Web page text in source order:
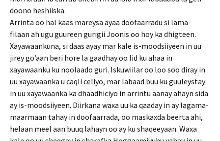
doono heshiiska.
Arrinta oo hal kaas mareysa ayaa doofaarradu si lama-
filaan ah ugu guureen gurigii Joonis oo hoy ka dhigteen.
Xayawaankuna, si daas ayay mar kale is-moodsiiyeen in uu
jirey go’aan beri hore la gaadhay oo lid ku ahaa in
xayawaanku ku noolaado guri. Iskuwiilar oo loo soo diray in
uu xayawaanka u caqli celiyo, mar labaad buu ku guuleystay
in uu xayawaanka ka dhaadhiciyo in arrintu aanay ahayn sida
ay is-moodsiiyeen. Diirkana waxa uu ka qaaday in ay lagama-
maarmaan tahay in doofaarrada, oo maskaxda beerta ahi,
helaan meel aan buuq lahayn oo ay ku shaqeeyaan. Waxa